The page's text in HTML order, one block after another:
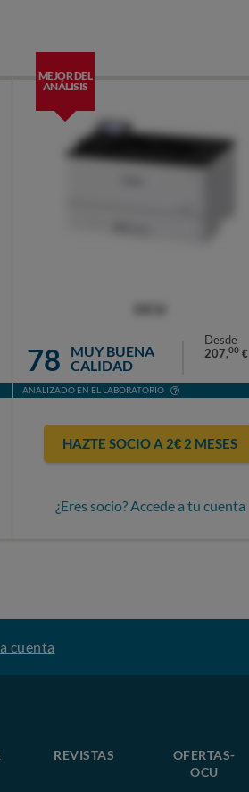
MEJOR DEL
ANÁLISIS
78
MUY BUENA
CALIDAD
Desde
207,00 €
ANALIZADO EN EL LABORATORIO
HAZTE SOCIO A 2€ 2 MESES
¿Eres socio? Accede a tu cuenta
cuenta
REVISTAS
OFERTAS-
OCU